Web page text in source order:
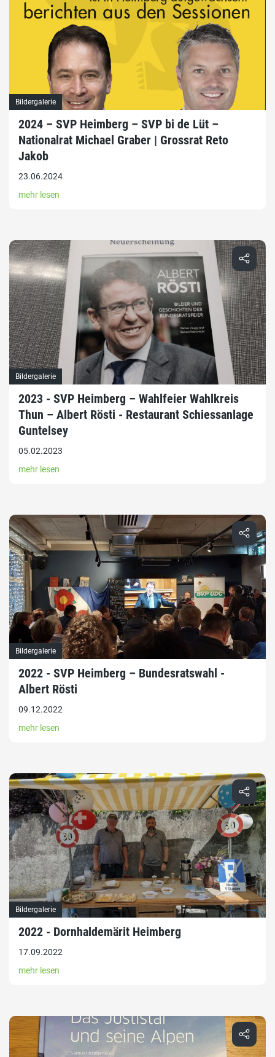
Bildergalerie
2024 – SVP Heimberg – SVP bi de Lüt –
Nationalrat Michael Graber | Grossrat Reto
Jakob
23.06.2024
mehr lesen
Bildergalerie
2023 - SVP Heimberg – Wahlfeier Wahlkreis
Thun – Albert Rösti - Restaurant Schiessanlage
Guntelsey
05.02.2023
mehr lesen
Bildergalerie
2022 - SVP Heimberg – Bundesratswahl -
Albert Rösti
09.12.2022
mehr lesen
Bildergalerie
2022 - Dornhaldemärit Heimberg
17.09.2022
mehr lesen